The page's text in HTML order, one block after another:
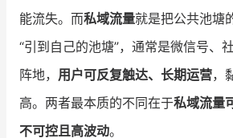
能流失。而私域流量就是把公共池塘
“引到自己的池塘”，通常是微信号、社
阵地， 用户可反复触达、长期运营，
高。两者最本质的不同在于私域流量
不可控且高波动。